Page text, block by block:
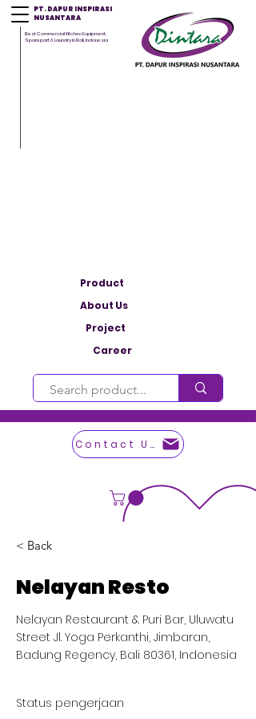
PT. DAPUR INSPIRASI
NUSANTARA
Best Commercial Kitchen Equipment,
Sparepart & Laundry in Bali, Indonesia
Career
Contact Us
Product
About Us
Project
< Back
Nelayan Resto
Nelayan Restaurant & Puri Bar, Uluwatu
Street Jl. Yoga Perkanthi, Jimbaran,
Badung Regency, Bali 80361, Indonesia
Status pengerjaan